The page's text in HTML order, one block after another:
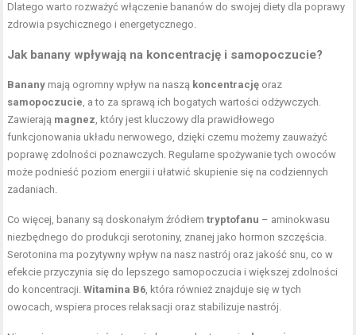
Dlatego warto rozważyć włączenie bananów do swojej diety dla poprawy
zdrowia psychicznego i energetycznego.
Jak banany wpływają na koncentrację i samopoczucie?
Banany mają ogromny wpływ na naszą koncentrację oraz
samopoczucie, a to za sprawą ich bogatych wartości odżywczych.
Zawierają magnez, który jest kluczowy dla prawidłowego
funkcjonowania układu nerwowego, dzięki czemu możemy zauważyć
poprawę zdolności poznawczych. Regularne spożywanie tych owoców
może podnieść poziom energii i ułatwić skupienie się na codziennych
zadaniach.
Co więcej, banany są doskonałym źródłemtryptofanu – aminokwasu
niezbędnego do produkcji serotoniny, znanej jako hormon szczęścia.
Serotonina ma pozytywny wpływ na nasz nastrój oraz jakość snu, co w
efekcie przyczynia się do lepszego samopoczucia i większej zdolności
do koncentracji.Witamina B6, która również znajduje się w tych
owocach, wspiera proces relaksacji oraz stabilizuje nastrój.